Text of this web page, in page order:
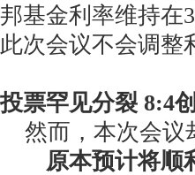
邦基金利率维持在
此次会议不会调整
投票罕见分裂 8:4
然而，本次会议
原本预计将顺